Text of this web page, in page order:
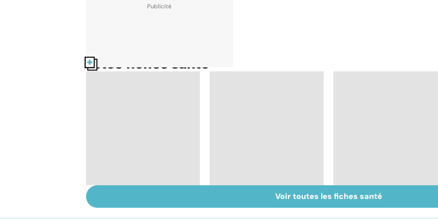
Nos fiches santé
oligo-élément vital
Sels minéraux, oligo-
éléments : quels
Faire du sport à
domicile, c'est facile
Voir toutes les fiches santé